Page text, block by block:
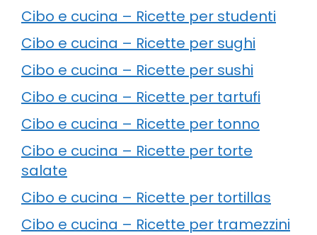
Cibo e cucina – Ricette per studenti
Cibo e cucina – Ricette per sughi
Cibo e cucina – Ricette per sushi
Cibo e cucina – Ricette per tartufi
Cibo e cucina – Ricette per tonno
Cibo e cucina – Ricette per torte
salate
Cibo e cucina – Ricette per tortillas
Cibo e cucina – Ricette per tramezzini